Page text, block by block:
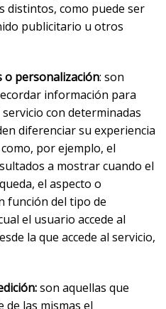
distintos, como puede ser
publicitario u otros
o personalización: son
información para
con determinadas
diferenciar su experiencia
por ejemplo, el
a mostrar cuando el
el aspecto o
función del tipo de
el usuario accede al
la que accede al servicio,
son aquellas que
las mismas el